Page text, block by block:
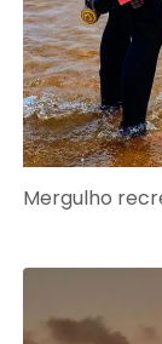
Mergulho